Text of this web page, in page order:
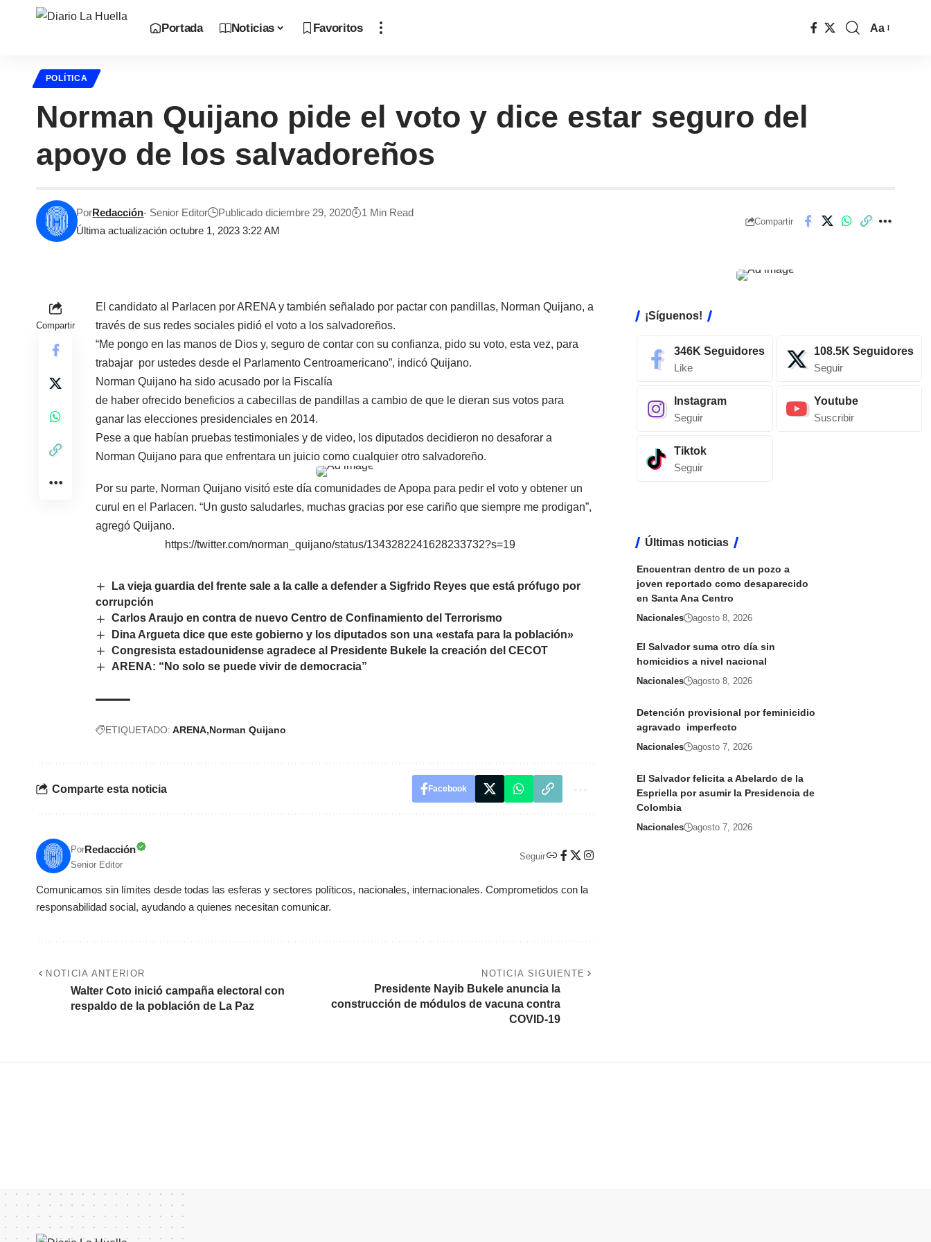
Portada Noticias Favoritos Aa
POLÍTICA
Norman Quijano pide el voto y dice estar seguro del
apoyo de los salvadoreños
Última actualización octubre 1, 2023 3:22 AM
PorRedacción- Senior Editor Publicado diciembre 29, 2020 1 Min Read
Compartir
Compartir
El candidato al Parlacen por ARENA y también señalado por pactar con pandillas, Norman Quijano, a
través de sus redes sociales pidió el voto a los salvadoreños.
“Me pongo en las manos de Dios y, seguro de contar con su confianza, pido su voto, esta vez, para
trabajar por ustedes desde el Parlamento Centroamericano”, indicó Quijano.
Norman Quijano ha sido acusado por la Fiscalía
de haber ofrecido beneficios a cabecillas de pandillas a cambio de que le dieran sus votos para
ganar las elecciones presidenciales en 2014.
Pese a que habían pruebas testimoniales y de video, los diputados decidieron no desaforar a
Norman Quijano para que enfrentara un juicio como cualquier otro salvadoreño.
Por su parte, Norman Quijano visitó este día comunidades de Apopa para pedir el voto y obtener un
curul en el Parlacen. “Un gusto saludarles, muchas gracias por ese cariño que siempre me prodigan”,
agregó Quijano.
https://twitter.com/norman_quijano/status/1343282241628233732?s=19
La vieja guardia del frente sale a la calle a defender a Sigfrido Reyes que está prófugo por
corrupción
Carlos Araujo en contra de nuevo Centro de Confinamiento del Terrorismo
Dina Argueta dice que este gobierno y los diputados son una «estafa para la población»
Congresista estadounidense agradece al Presidente Bukele la creación del CECOT
ARENA: “No solo se puede vivir de democracia”
ETIQUETADO: ARENA Norman Quijano
Comparte esta noticia Facebook
PorRedacción
Senior Editor
Seguir
Comunicamos sin límites desde todas las esferas y sectores políticos, nacionales, internacionales. Comprometidos con la
responsabilidad social, ayudando a quienes necesitan comunicar.
NOTICIA ANTERIOR
Walter Coto inició campaña electoral con
respaldo de la población de La Paz
NOTICIA SIGUIENTE
Presidente Nayib Bukele anuncia la
construcción de módulos de vacuna contra
COVID-19
¡Síguenos!
346K Seguidores
Like
108.5K Seguidores
Seguir
Instagram
Seguir
Youtube
Suscribir
Tiktok
Seguir
Últimas noticias
Encuentran dentro de un pozo a
joven reportado como desaparecido
en Santa Ana Centro
Nacionales agosto 8, 2026
El Salvador suma otro día sin
homicidios a nivel nacional
Nacionales agosto 8, 2026
Detención provisional por feminicidio
agravado imperfecto
Nacionales agosto 7, 2026
El Salvador felicita a Abelardo de la
Espriella por asumir la Presidencia de
Colombia
Nacionales agosto 7, 2026